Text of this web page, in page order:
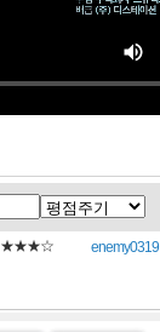
★★★☆ enemy0319